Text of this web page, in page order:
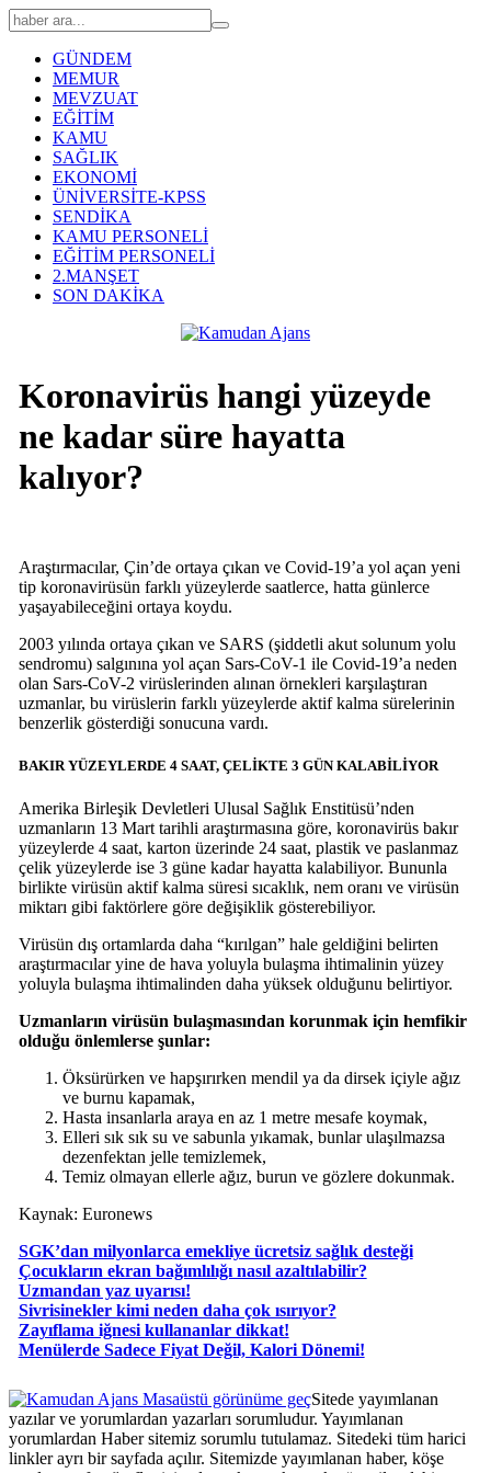
GÜNDEM
MEMUR
MEVZUAT
EĞİTİM
KAMU
SAĞLIK
EKONOMİ
ÜNİVERSİTE-KPSS
SENDİKA
KAMU PERSONELİ
EĞİTİM PERSONELİ
2.MANŞET
SON DAKİKA
Koronavirüs hangi yüzeyde
ne kadar süre hayatta
kalıyor?
Araştırmacılar, Çin’de ortaya çıkan ve Covid-19’a yol açan yeni
tip koronavirüsün farklı yüzeylerde saatlerce, hatta günlerce
yaşayabileceğini ortaya koydu.
2003 yılında ortaya çıkan ve SARS (şiddetli akut solunum yolu
sendromu) salgınına yol açan Sars-CoV-1 ile Covid-19’a neden
olan Sars-CoV-2 virüslerinden alınan örnekleri karşılaştıran
uzmanlar, bu virüslerin farklı yüzeylerde aktif kalma sürelerinin
benzerlik gösterdiği sonucuna vardı.
BAKIR YÜZEYLERDE 4 SAAT, ÇELİKTE 3 GÜN KALABİLİYOR
Amerika Birleşik Devletleri Ulusal Sağlık Enstitüsü’nden
uzmanların 13 Mart tarihli araştırmasına göre, koronavirüs bakır
yüzeylerde 4 saat, karton üzerinde 24 saat, plastik ve paslanmaz
çelik yüzeylerde ise 3 güne kadar hayatta kalabiliyor. Bununla
birlikte virüsün aktif kalma süresi sıcaklık, nem oranı ve virüsün
miktarı gibi faktörlere göre değişiklik gösterebiliyor.
Virüsün dış ortamlarda daha “kırılgan” hale geldiğini belirten
araştırmacılar yine de hava yoluyla bulaşma ihtimalinin yüzey
yoluyla bulaşma ihtimalinden daha yüksek olduğunu belirtiyor.
Uzmanların virüsün bulaşmasından korunmak için hemfikir
olduğu önlemlerse şunlar:
Öksürürken ve hapşırırken mendil ya da dirsek içiyle ağız
ve burnu kapamak,
Hasta insanlarla araya en az 1 metre mesafe koymak,
Elleri sık sık su ve sabunla yıkamak, bunlar ulaşılmazsa
dezenfektan jelle temizlemek,
Temiz olmayan ellerle ağız, burun ve gözlere dokunmak.
Kaynak: Euronews
SGK’dan milyonlarca emekliye ücretsiz sağlık desteği
Çocukların ekran bağımlılığı nasıl azaltılabilir?
Uzmandan yaz uyarısı!
Sivrisinekler kimi neden daha çok ısırıyor?
Zayıflama iğnesi kullananlar dikkat!
​Menülerde Sadece Fiyat Değil, Kalori Dönemi!
Masaüstü görünüme geçSitede yayımlanan
yazılar ve yorumlardan yazarları sorumludur. Yayımlanan
yorumlardan Haber sitemiz sorumlu tutulamaz. Sitedeki tüm harici
linkler ayrı bir sayfada açılır. Sitemizde yayımlanan haber, köşe